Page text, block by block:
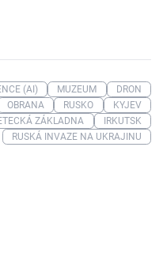
(AI) MUZEUM
DRON
OBRANA RUSKO
KYJEV
ZÁKLADNA
IRKUTSK
RUSKÁ INVAZE NA UKRAJINU